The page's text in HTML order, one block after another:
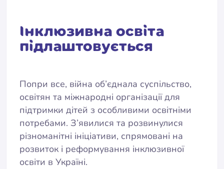
Інклюзивна освіта
підлаштовується
Попри все, війна об’єднала суспільство,
освітян та міжнародні організації для
підтримки дітей з особливими освітніми
потребами. З’явилися та розвинулися
різноманітні ініціативи, спрямовані на
розвиток і реформування інклюзивної
освіти в Україні.